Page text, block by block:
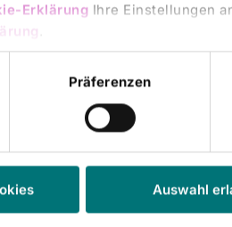
Erklärung Ihre Einstellungen
Präferenzen
Auswahl